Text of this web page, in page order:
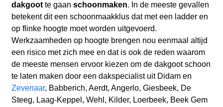
dakgootte gaan schoonmaken. In de meeste gevallen
betekent dit een schoonmaakklus dat met een ladder en
op flinke hoogte moet worden uitgevoerd.
Werkzaamheden op hoogte brengen nou eenmaal altijd
een risico met zich mee en dat is ook de reden waarom
de meeste mensen ervoor kiezen om de dakgoot schoon
te laten maken door een dakspecialist uit Didam en
Zevenaar, Babberich, Aerdt, Angerlo, Giesbeek, De
Steeg, Laag-Keppel, Wehl, Kilder, Loerbeek, Beek Gem